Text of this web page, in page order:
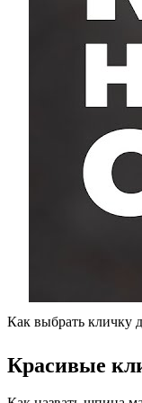
Как выбрать кличку
Красивые